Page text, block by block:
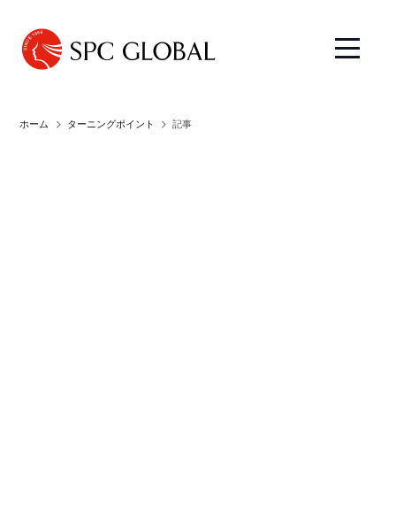
ホーム ターニングポイント 記事